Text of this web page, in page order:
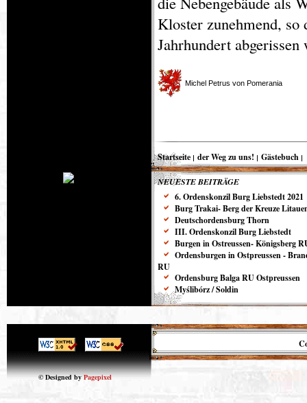
Kloster zunehmend,
Jahrhundert abgerissen
Michel Petrus von Pomerania
Startseite der Weg zu uns! Gästebuch
NEUESTE BEITRÄGE
6. Ordenskonzil Burg Liebstedt 2021
Burg Trakai- Berg der Kreuze
Deutschordensburg Thorn
III. Ordenskonzil Burg Liebstedt
Burgen in Ostreussen- Königsberg
Ordensburgen in Ostpreussen -
RU
Ordensburg Balga RU Ostpreussen
Myślibórz / Soldin
© Designed byPagepixel